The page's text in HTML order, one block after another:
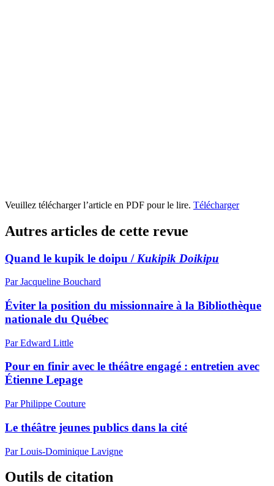
Veuillez télécharger l’article en PDF pour le lire. Télécharger
Autres articles de cette revue
Quand le kupik le doipu / Kukipik Doikipu
Par Jacqueline Bouchard
Éviter la position du missionnaire à la Bibliothèque
nationale du Québec
Par Edward Little
Pour en finir avec le théâtre engagé : entretien avec
Étienne Lepage
Par Philippe Couture
Le théâtre jeunes publics dans la cité
Par Louis-Dominique Lavigne
Outils de citation